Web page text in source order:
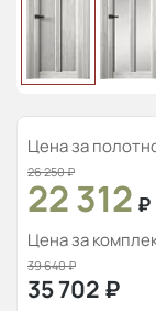
Цена за
26 250₽
22 312 ₽
Цена за
39 640₽
35 702 ₽